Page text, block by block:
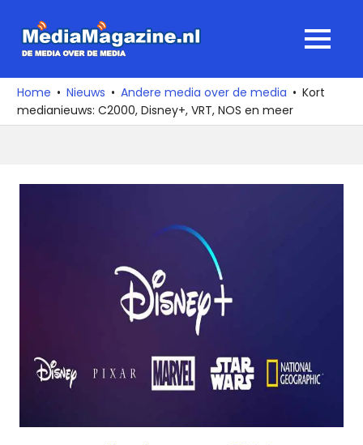
naar
media
over
de
MENU
Home Nieuws Andere media over de media
Kort
medianieuws: C2000, Disney+, VRT, NOS en meer